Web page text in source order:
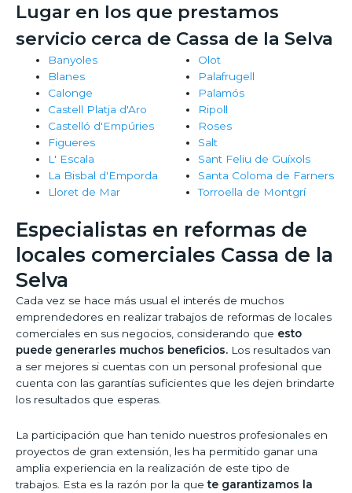
Lugar en los que prestamos
servicio cerca de Cassa de la Selva
Banyoles
Blanes
Calonge
Castell Platja d'Aro
Castelló d'Empúries
Figueres
L' Escala
La Bisbal d'Emporda
Lloret de Mar
Olot
Palafrugell
Palamós
Ripoll
Roses
Salt
Sant Feliu de Guíxols
Santa Coloma de Farners
Torroella de Montgrí
Especialistas en reformas de
locales comerciales Cassa de la
Selva
Cada vez se hace más usual el interés de muchos
emprendedores en realizar trabajos de reformas de locales
comerciales en sus negocios, considerando que esto
puede generarles muchos beneficios. Los resultados van
a ser mejores si cuentas con un personal profesional que
cuenta con las garantías suficientes que les dejen brindarte
los resultados que esperas.
La participación que han tenido nuestros profesionales en
proyectos de gran extensión, les ha permitido ganar una
amplia experiencia en la realización de este tipo de
trabajos. Esta es la razón por la quete garantizamos la